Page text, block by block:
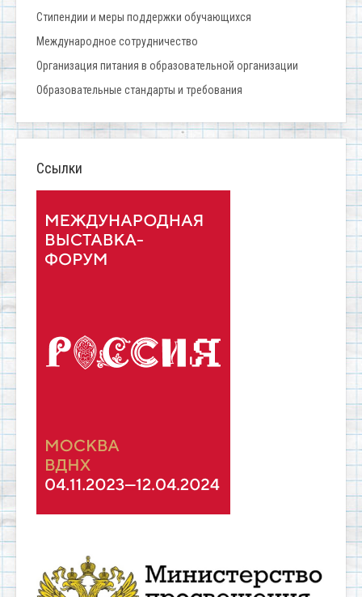
Стипендии и меры поддержки обучающихся
Международное сотрудничество
Организация питания в образовательной организации
Образовательные стандарты и требования
Ссылки